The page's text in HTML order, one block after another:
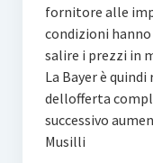
fornitore alle
condizioni
salire i prezzi in
La Bayer è
dellofferta
successivo
Musilli